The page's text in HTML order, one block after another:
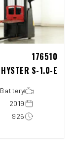
176510
HYSTER S-1.0-E
Battery
2019
926